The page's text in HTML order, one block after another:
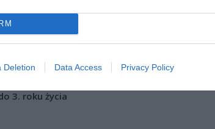
Deletion Data Access Privacy Policy
3. roku życia